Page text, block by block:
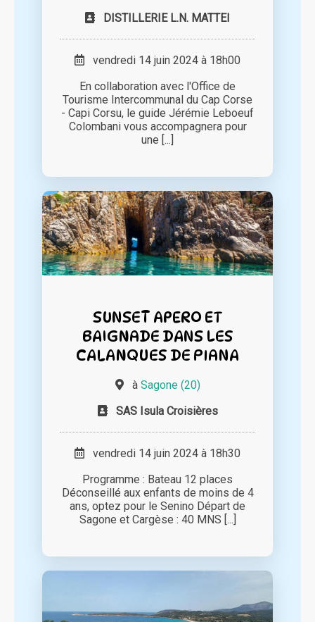
DISTILLERIE L.N. MATTEI
vendredi 14 juin 2024 à 18h00
En collaboration avec l'Office de
Tourisme Intercommunal du Cap Corse
- Capi Corsu, le guide Jérémie Leboeuf
Colombani vous accompagnera pour
une [...]
SUNSET APERO ET
BAIGNADE DANS LES
CALANQUES DE PIANA
à Sagone (20)
SAS Isula Croisières
vendredi 14 juin 2024 à 18h30
Programme : Bateau 12 places
Déconseillé aux enfants de moins de 4
ans, optez pour le Senino Départ de
Sagone et Cargèse : 40 MNS [...]